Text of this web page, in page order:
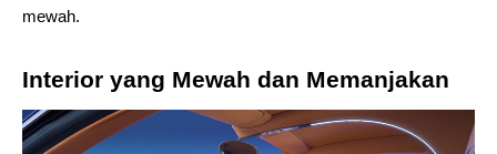
mewah.
Interior yang Mewah dan Memanjakan